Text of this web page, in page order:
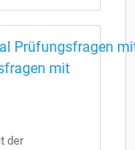
mit
der